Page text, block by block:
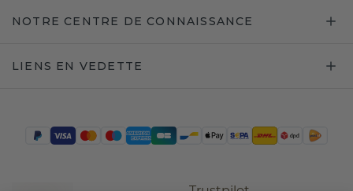
NOTRE CENTRE DE CONNAISSANCE
LIENS EN VEDETTE